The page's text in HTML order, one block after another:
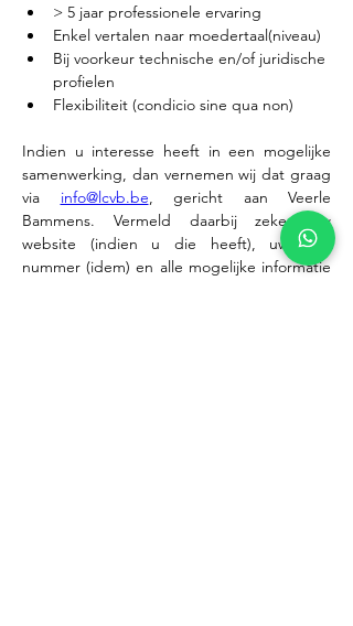
> 5 jaar professionele ervaring
Enkel vertalen naar moedertaal(niveau)
Bij voorkeur technische en/of juridische
profielen
Flexibiliteit (condicio sine qua non)
Indien u interesse heeft in een mogelijke
samenwerking, dan vernemen wij dat graag
via info@lcvb.be, gericht aan Veerle
Bammens. Vermeld daarbij zeker uw
website (indien u die heeft), uw VTI-
nummer (idem) en alle mogelijke informatie